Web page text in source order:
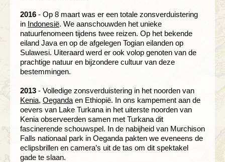
2016 - Op 8 maart was er een totale zonsverduistering
in Indonesië. We aanschouwden het unieke
natuurfenomeen tijdens twee reizen. Op het bekende
eiland Java en op de afgelegen Togian eilanden op
Sulawesi. Uiteraard werd er ook volop genoten van de
prachtige natuur en bijzondere cultuur van deze
bestemmingen.
2013 - Volledige zonsverduistering in het noorden van
Kenia, Oeganda en Ethiopië. In ons kampement aan de
oevers van Lake Turkana in het uiterste noorden van
Kenia observeerden samen met Turkana dit
fascinerende schouwspel. In de nabijheid van Murchison
Falls nationaal park in Oeganda pakten we eveneens de
eclipsbrillen en camera’s uit de tas om dit spektakel
gade te slaan.